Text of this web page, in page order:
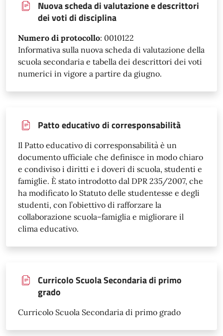
Nuova scheda di valutazione e descrittori
dei voti di disciplina
Numero di protocollo: 0010122
Informativa sulla nuova scheda di valutazione della
scuola secondaria e tabella dei descrittori dei voti
numerici in vigore a partire da giugno.
Patto educativo di corresponsabilità
Il Patto educativo di corresponsabilità è un
documento ufficiale che definisce in modo chiaro
e condiviso i diritti e i doveri di scuola, studenti e
famiglie. È stato introdotto dal DPR 235/2007, che
ha modificato lo Statuto delle studentesse e degli
studenti, con l’obiettivo di rafforzare la
collaborazione scuola–famiglia e migliorare il
clima educativo.
Curricolo Scuola Secondaria di primo
grado
Curricolo Scuola Secondaria di primo grado